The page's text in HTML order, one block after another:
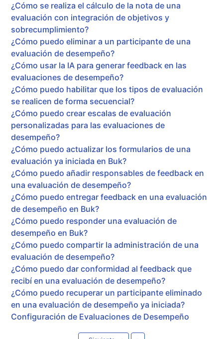
¿Cómo se realiza el cálculo de la nota de una
evaluación con integración de objetivos y
sobrecumplimiento?
¿Cómo puedo eliminar a un participante de una
evaluación de desempeño?
¿Cómo usar la IA para generar feedback en las
evaluaciones de desempeño?
¿Cómo puedo habilitar que los tipos de evaluación
se realicen de forma secuencial?
¿Cómo puedo crear escalas de evaluación
personalizadas para las evaluaciones de
desempeño?
¿Cómo puedo actualizar los formularios de una
evaluación ya iniciada en Buk?
¿Cómo puedo añadir responsables de feedback en
una evaluación de desempeño?
¿Cómo puedo entregar feedback en una evaluación
de desempeño en Buk?
¿Cómo puedo responder una evaluación de
desempeño en Buk?
¿Cómo puedo compartir la administración de una
evaluación de desempeño?
¿Cómo puedo dar conformidad al feedback que
recibí en una evaluación de desempeño?
¿Cómo puedo recuperar un participante eliminado
en una evaluación de desempeño ya iniciada?
Configuración de Evaluaciones de Desempeño